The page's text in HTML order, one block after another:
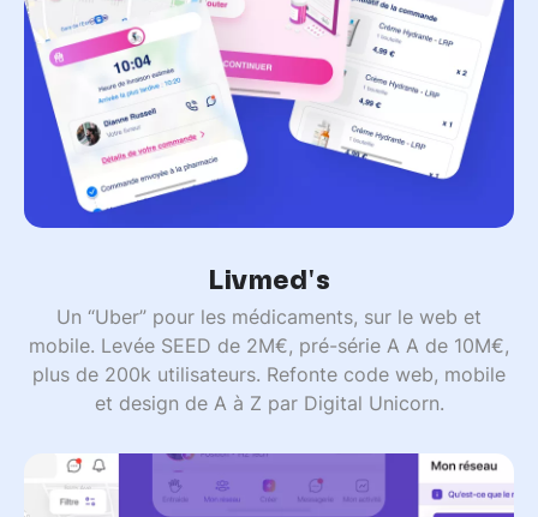
Livmed's
Un “Uber” pour les médicaments, sur le web et
mobile. Levée SEED de 2M€, pré-série A A de 10M€,
plus de 200k utilisateurs. Refonte code web, mobile
et design de A à Z par Digital Unicorn.